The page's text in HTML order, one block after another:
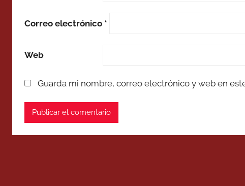
Correo electrónico *
Web
Guarda mi nombre, correo electrónico y web en